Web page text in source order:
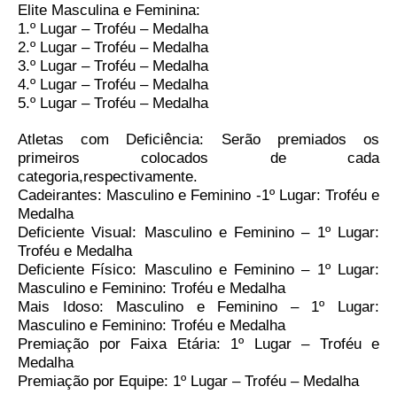
Elite Masculina e Feminina:
1.º Lugar – Troféu – Medalha
2.º Lugar – Troféu – Medalha
3.º Lugar – Troféu – Medalha
4.º Lugar – Troféu – Medalha
5.º Lugar – Troféu – Medalha
Atletas com Deficiência: Serão premiados os
primeiros colocados de cada
categoria,respectivamente.
Cadeirantes: Masculino e Feminino -1º Lugar: Troféu e
Medalha
Deficiente Visual: Masculino e Feminino – 1º Lugar:
Troféu e Medalha
Deficiente Físico: Masculino e Feminino – 1º Lugar:
Masculino e Feminino: Troféu e Medalha
Mais Idoso: Masculino e Feminino – 1º Lugar:
Masculino e Feminino: Troféu e Medalha
Premiação por Faixa Etária: 1º Lugar – Troféu e
Medalha
Premiação por Equipe: 1º Lugar – Troféu – Medalha